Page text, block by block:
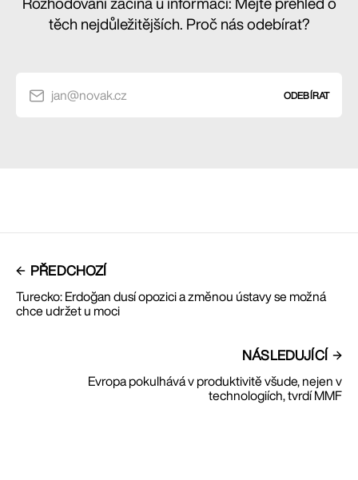
těch nejdůležitějších. Proč nás odebírat?
jan@novak.cz ODEBÍRAT
PŘEDCHOZÍ
Turecko: Erdoğan dusí opozici a změnou ústavy se možná
chce udržet u moci
NÁSLEDUJÍCÍ
Evropa pokulhává v produktivitě všude, nejen v
technologiích, tvrdí MMF